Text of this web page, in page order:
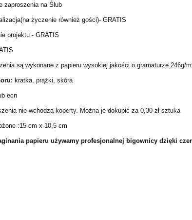
zaproszenia na Ślub
życzenie również gości)- GRATIS
projektu - GRATIS
są wykonane z papieru wysokiej jakości o gramaturze 246g/
kratka, prążki, skóra
ecri
nie wchodzą koperty. Można je dokupić za 0,30 zł sztuka
:15 cm x 10,5 cm
papieru używamy profesjonalnej bigownicy dzięki